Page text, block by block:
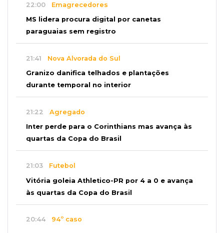
22:00 Emagrecedores
MS lidera procura digital por canetas
paraguaias sem registro
21:41 Nova Alvorada do Sul
Granizo danifica telhados e plantações
durante temporal no interior
21:22 Agregado
Inter perde para o Corinthians mas avança às
quartas da Copa do Brasil
21:03 Futebol
Vitória goleia Athletico-PR por 4 a 0 e avança
às quartas da Copa do Brasil
20:44 94º caso